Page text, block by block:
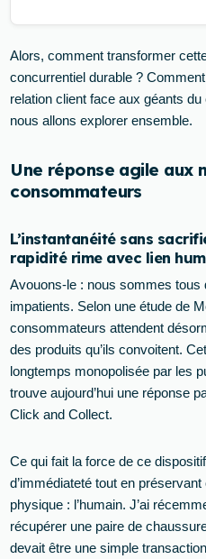
Alors, comment transformer
concurrentiel durable ?
relation client face aux géants
nous allons explorer ensemble.
Une réponse agile aux
consommateurs
L’instantanéité sans
rapidité rime avec lien
Avouons-le : nous sommes tous
impatients. Selon une étude de
consommateurs attendent
des produits qu’ils convoitent.
longtemps monopolisée par les
trouve aujourd’hui une réponse
Click and Collect.
Ce qui fait la force de ce
d’immédiateté tout en
physique : l’humain. J’ai
récupérer une paire de
devait être une simple